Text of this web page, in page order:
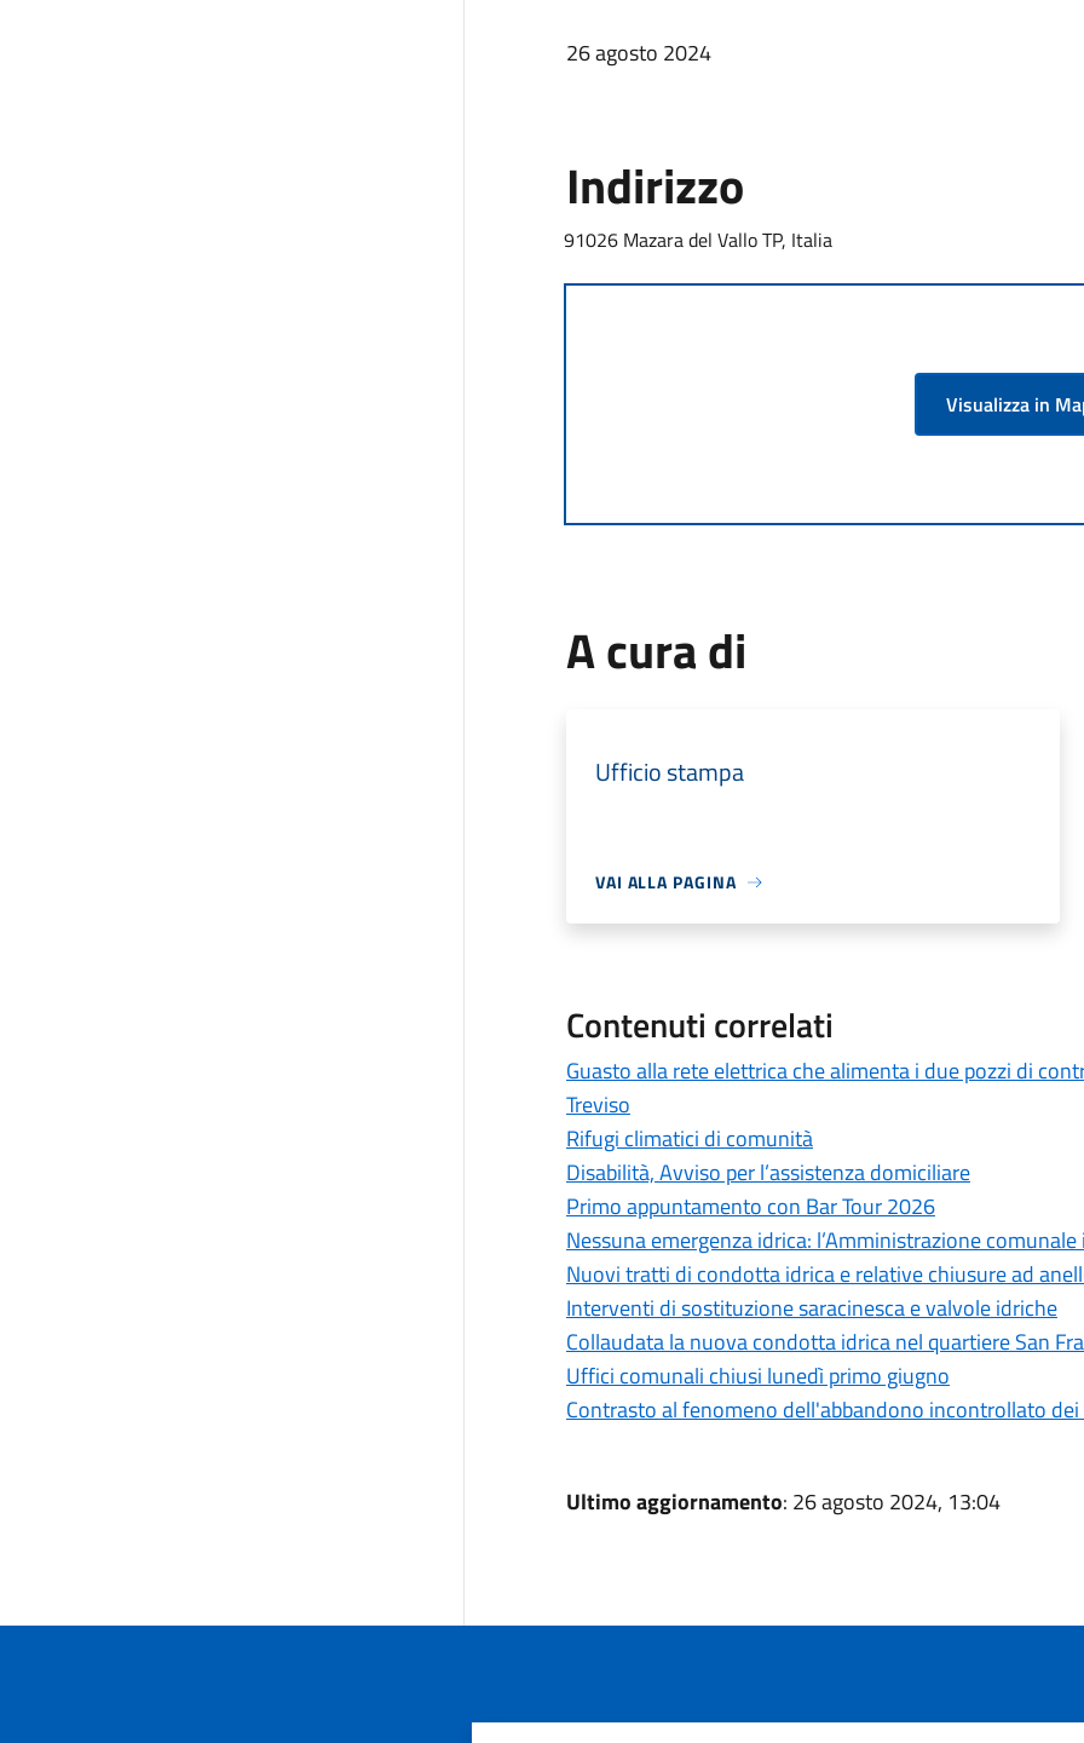
26 agosto 2024
Indirizzo
91026 Mazara del Vallo TP, Italia
Visualizza in
A cura di
Ufficio stampa
VAI ALLA PAGINA
Contenuti correlati
Guasto alla rete elettrica che alimenta i due pozzi di
Treviso
Rifugi climatici di comunità
Disabilità, Avviso per l’assistenza domiciliare
Primo appuntamento con Bar Tour 2026
Nessuna emergenza idrica: l’Amministrazione
Nuovi tratti di condotta idrica e relative chiusure ad
Interventi di sostituzione saracinesca e valvole idriche
Collaudata la nuova condotta idrica nel quartiere San
Uffici comunali chiusi lunedì primo giugno
Contrasto al fenomeno dell'abbandono incontrollato
Ultimo aggiornamento: 26 agosto 2024, 13:04